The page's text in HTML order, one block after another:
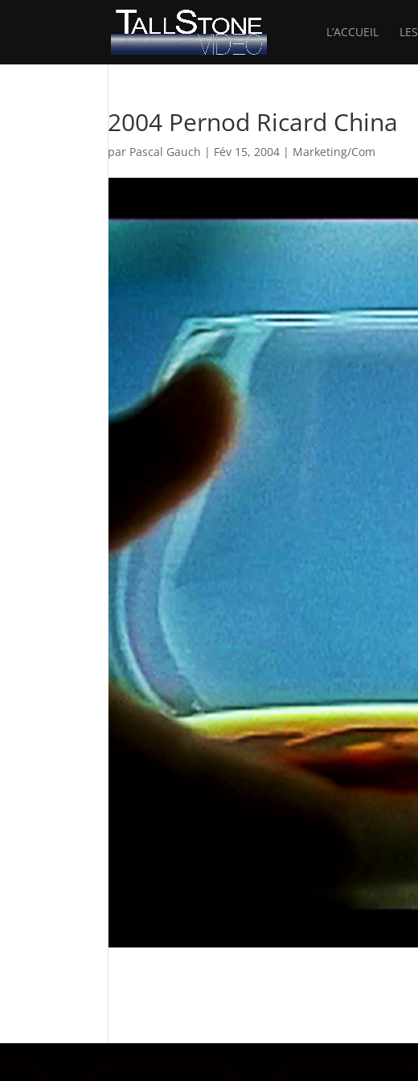
L’ACCUEIL
2004 Pernod Ricard China
par Pascal Gauch | Fév 15, 2004 | Marketing/Com